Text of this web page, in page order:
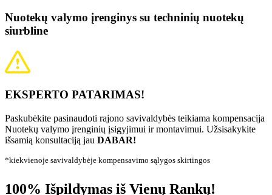
Nuotekų valymo įrenginys su techninių nuotekų
siurbline
EKSPERTO PATARIMAS!
Paskubėkite pasinaudoti rajono savivaldybės teikiama kompensacija
Nuotekų valymo įrenginių įsigyjimui ir montavimui. Užsisakykite
išsamią konsultaciją jau DABAR!
*kiekvienoje savivaldybėje kompensavimo sąlygos skirtingos
100% Išpildymas iš Vienų Rankų!